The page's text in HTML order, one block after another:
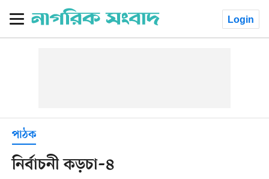
Login
পাঠক
নির্বাচনী কড়চা–৪